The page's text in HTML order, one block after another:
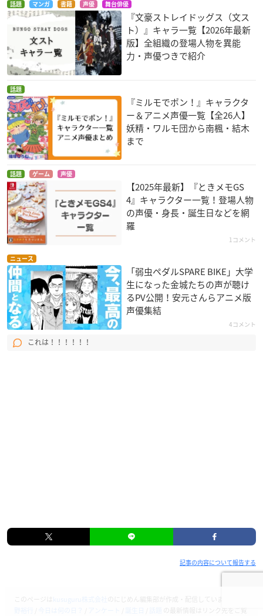
話題 マンガ 書籍 声優 舞台俳優
『文豪ストレイドッグス（文ス
ト）』キャラ一覧【2026年最新
版】全組織の登場人物を異能
力・声優つきで紹介
話題
『ミルモでポン！』キャラクタ
ー＆アニメ声優一覧【全26人】
妖精・ワルモ団から南楓・結木
まで
話題 ゲーム 声優
【2025年最新】『ときメモGS
4』キャラクター一覧！登場人物
の声優・身長・誕生日などを網
羅
1コメント
ニュース
「弱虫ペダルSPARE BIKE」大学
生になった金城たちの声が聴け
るPV公開！安元さんらアニメ版
声優集結
4コメント
これは！！！！！！
記事の内容について報告する
このページは のにじめん編集部が作成・配信しています。